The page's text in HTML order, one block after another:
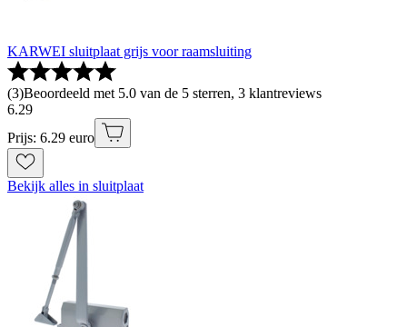
KARWEI sluitplaat grijs voor raamsluiting
(3)Beoordeeld met 5.0 van de 5 sterren, 3 klantreviews
6.29
Prijs: 6.29 euro
Bekijk alles in sluitplaat